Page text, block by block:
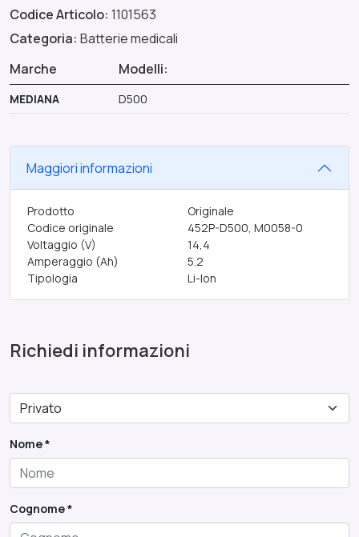
Codice Articolo: 1101563
Categoria: Batterie medicali
Marche
Modelli:
MEDIANA D500
Maggiori informazioni
Prodotto
Originale
Codice originale
452P-D500, M0058-0
Voltaggio (V)
14,4
Amperaggio (Ah)
5.2
Tipologia
Li-Ion
Richiedi informazioni
Nome *
Cognome *